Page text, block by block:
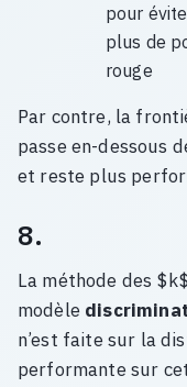
pour
plus de
rouge
Par contre, la
passe en-dessous
et reste plus
8.
La méthode des
modèle
n’est faite sur la
performante sur